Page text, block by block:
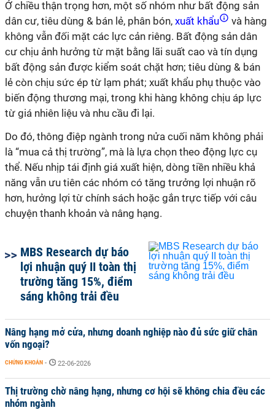
Ở chiều thận trọng hơn, một số nhóm như bất động sản
dân cư, tiêu dùng & bán lẻ, phân bón, xuất khẩu
và hàng
không vẫn đối mặt các lực cản riêng. Bất động sản dân
cư chịu ảnh hưởng từ mặt bằng lãi suất cao và tín dụng
bất động sản được kiểm soát chặt hơn; tiêu dùng & bán
lẻ còn chịu sức ép từ lạm phát; xuất khẩu phụ thuộc vào
biến động thương mại, trong khi hàng không chịu áp lực
từ giá nhiên liệu và nhu cầu đi lại.
Do đó, thông điệp ngành trong nửa cuối năm không phải
là “mua cả thị trường”, mà là lựa chọn theo động lực cụ
thể. Nếu nhịp tái định giá xuất hiện, dòng tiền nhiều khả
năng vẫn ưu tiên các nhóm có tăng trưởng lợi nhuận rõ
hơn, hưởng lợi từ chính sách hoặc gắn trực tiếp với câu
chuyện thanh khoản và nâng hạng.
MBS Research dự báo
lợi nhuận quý II toàn thị
trường tăng 15%, điểm
sáng không trải đều
Nâng hạng mở cửa, nhưng doanh nghiệp nào đủ sức giữ chân
vốn ngoại?
CHỨNG KHOÁN - 22-06-2026
Thị trường chờ nâng hạng, nhưng cơ hội sẽ không chia đều các
nhóm ngành